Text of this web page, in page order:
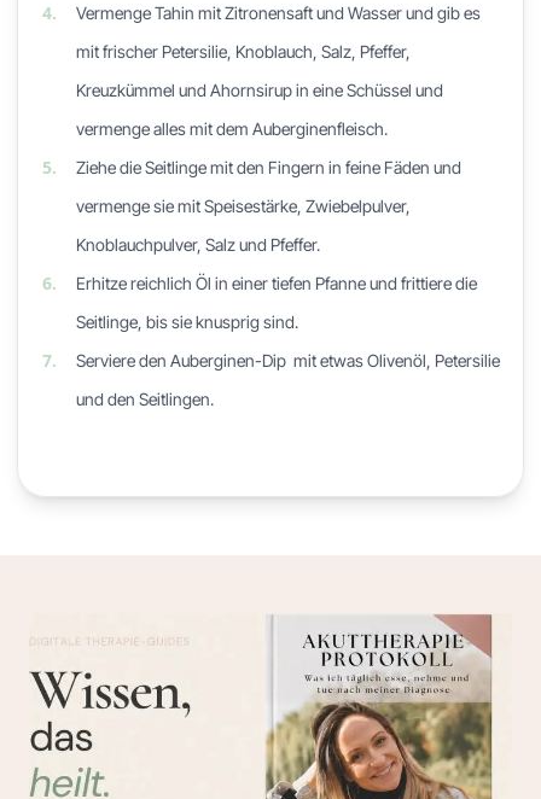
4.
Vermenge Tahin mit Zitronensaft und Wasser und gib es
mit frischer Petersilie, Knoblauch, Salz, Pfeffer,
Kreuzkümmel und Ahornsirup in eine Schüssel und
vermenge alles mit dem Auberginenfleisch.
5.
Ziehe die Seitlinge mit den Fingern in feine Fäden und
vermenge sie mit Speisestärke, Zwiebelpulver,
Knoblauchpulver, Salz und Pfeffer.
6.
Erhitze reichlich Öl in einer tiefen Pfanne und frittiere die
Seitlinge, bis sie knusprig sind.
7.
Serviere den Auberginen-Dip mit etwas Olivenöl, Petersilie
und den Seitlingen.